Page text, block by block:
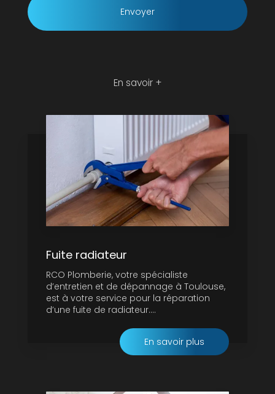
En savoir +
Fuite radiateur
RCO Plomberie, votre spécialiste
d’entretien et de dépannage à Toulouse,
est à votre service pour la réparation
d’une fuite de radiateur....
En savoir plus